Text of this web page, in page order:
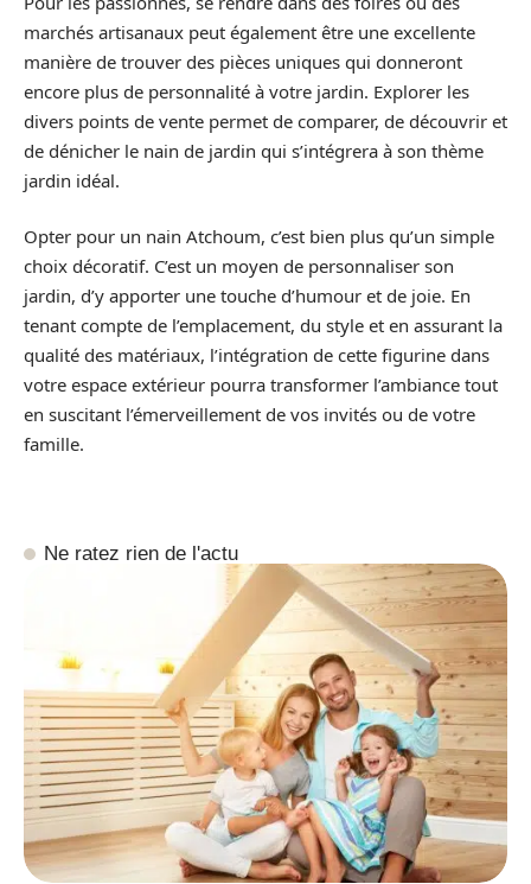
marchés artisanaux peut également être une excellente
manière de trouver des pièces uniques qui donneront
encore plus de personnalité à votre jardin. Explorer les
divers points de vente permet de comparer, de découvrir et
de dénicher le nain de jardin qui s’intégrera à son thème
jardin idéal.
Opter pour un nain Atchoum, c’est bien plus qu’un simple
choix décoratif. C’est un moyen de personnaliser son
jardin, d’y apporter une touche d’humour et de joie. En
tenant compte de l’emplacement, du style et en assurant la
qualité des matériaux, l’intégration de cette figurine dans
votre espace extérieur pourra transformer l’ambiance tout
en suscitant l’émerveillement de vos invités ou de votre
famille.
Ne ratez rien de l'actu